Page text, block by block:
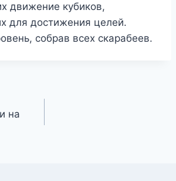
движение кубиков,
для достижения целей.
собрав всех скарабеев.
на